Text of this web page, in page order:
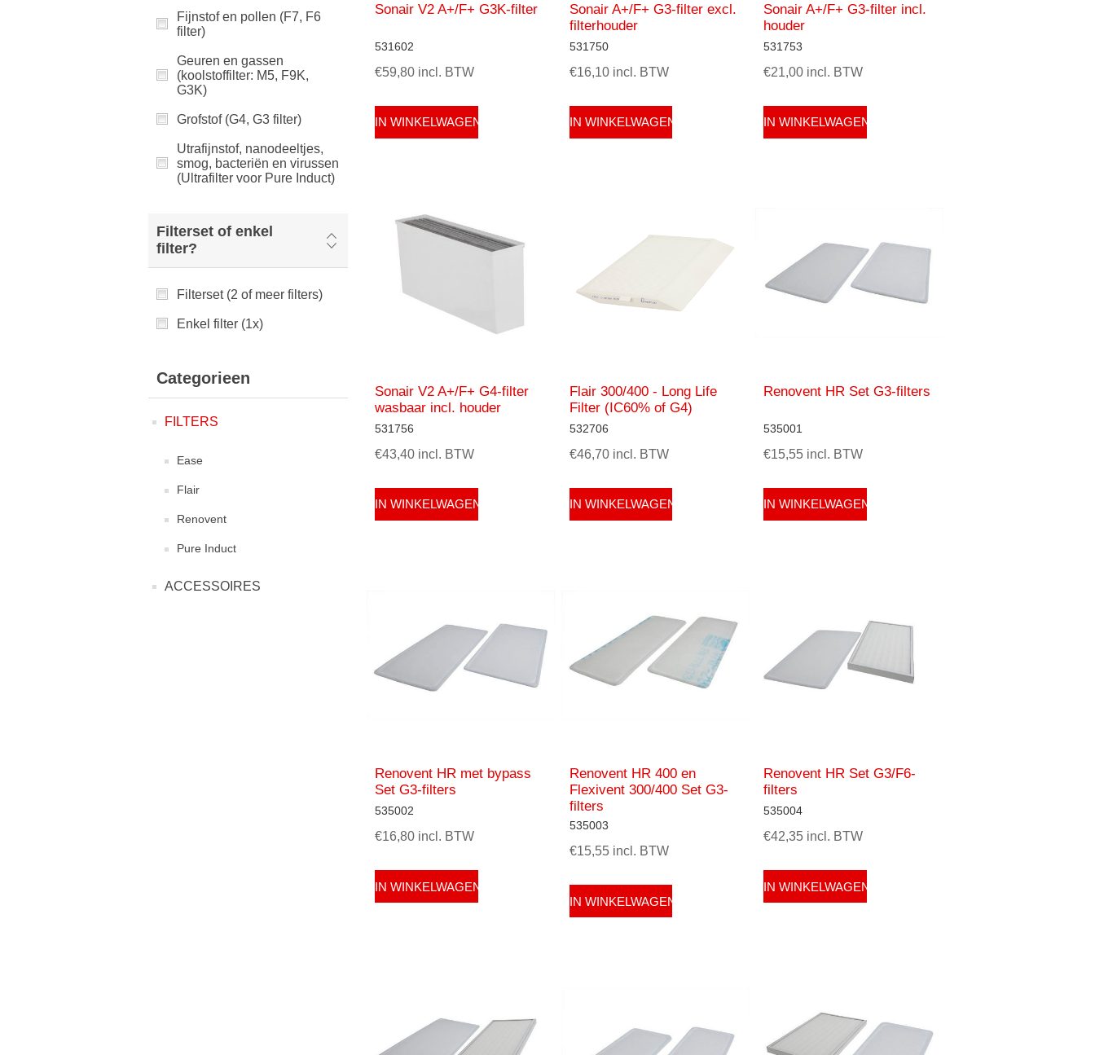
Fijnstof en pollen (F7, F6
filter)
Geuren en gassen
(koolstoffilter: M5, F9K,
G3K)
Grofstof (G4, G3 filter)
Utrafijnstof, nanodeeltjes,
smog, bacteriën en virussen
(Ultrafilter voor Pure Induct)
Filterset of enkel
filter?
Filterset (2 of meer filters)
Enkel filter (1x)
Categorieen
FILTERS
Ease
Flair
Renovent
Pure Induct
ACCESSOIRES
Sonair V2 A+/F+ G3K-filter
531602
€59,80 incl. BTW
Sonair A+/F+ G3-filter excl.
filterhouder
531750
€16,10 incl. BTW
Sonair A+/F+ G3-filter incl.
houder
531753
€21,00 incl. BTW
Sonair V2 A+/F+ G4-filter
wasbaar incl. houder
531756
€43,40 incl. BTW
Flair 300/400 - Long Life
Filter (IC60% of G4)
532706
€46,70 incl. BTW
Renovent HR Set G3-filters
535001
€15,55 incl. BTW
Renovent HR met bypass
Set G3-filters
535002
€16,80 incl. BTW
Renovent HR 400 en
Flexivent 300/400 Set G3-
filters
535003
€15,55 incl. BTW
Renovent HR Set G3/F6-
filters
535004
€42,35 incl. BTW